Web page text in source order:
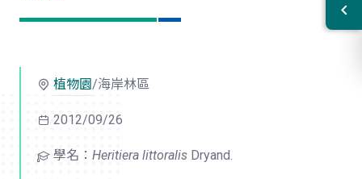
植物園/海岸林區
2012/09/26
學名： Heritiera littoralis Dryand.